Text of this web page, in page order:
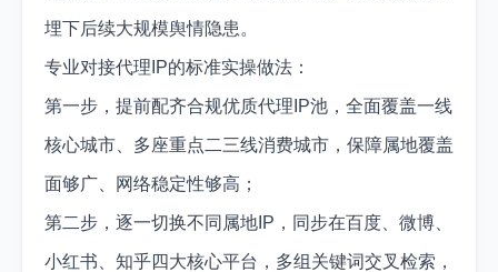
埋下后续大规模舆情隐患。
专业对接代理IP的标准实操做法：
第一步，提前配齐合规优质代理IP池，全面覆盖一线
核心城市、多座重点二三线消费城市，保障属地覆盖
面够广、网络稳定性够高；
第二步，逐一切换不同属地IP，同步在百度、微博、
小红书、知乎四大核心平台，多组关键词交叉检索，